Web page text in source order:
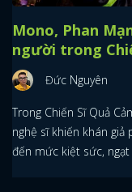
Mono, Phan
người trong
Đức Nguyên
Trong Chiến Sĩ Quả
nghệ sĩ khiến khán
đến mức kiệt sức,